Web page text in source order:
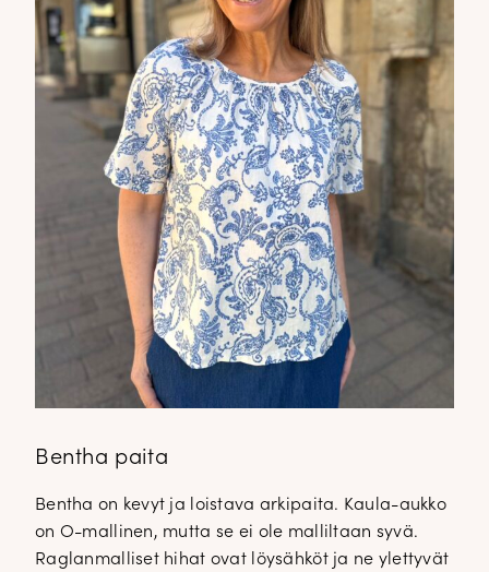
Bentha paita
Bentha on kevyt ja loistava arkipaita. Kaula-aukko
on O-mallinen, mutta se ei ole malliltaan syvä.
Raglanmalliset hihat ovat löysähköt ja ne ylettyvät